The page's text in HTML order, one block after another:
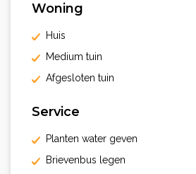
Woning
Huis
Medium tuin
Afgesloten tuin
Service
Planten water geven
Brievenbus legen